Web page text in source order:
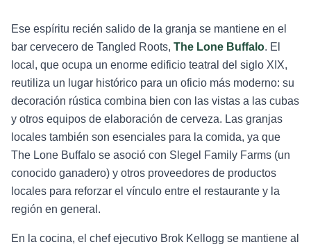
Ese espíritu recién salido de la granja se mantiene en el
bar cervecero de Tangled Roots, The Lone Buffalo. El
local, que ocupa un enorme edificio teatral del siglo XIX,
reutiliza un lugar histórico para un oficio más moderno: su
decoración rústica combina bien con las vistas a las cubas
y otros equipos de elaboración de cerveza. Las granjas
locales también son esenciales para la comida, ya que
The Lone Buffalo se asoció con Slegel Family Farms (un
conocido ganadero) y otros proveedores de productos
locales para reforzar el vínculo entre el restaurante y la
región en general.
En la cocina, el chef ejecutivo Brok Kellogg se mantiene al